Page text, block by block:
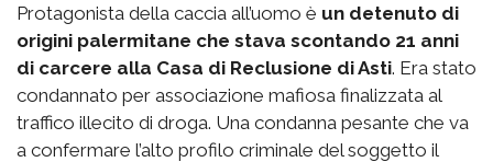
Protagonista della caccia all’uomo è un detenuto di
origini palermitane che stava scontando 21 anni
di carcere alla Casa di Reclusione di Asti. Era stato
condannato per associazione mafiosa finalizzata al
traffico illecito di droga. Una condanna pesante che va
a confermare l’alto profilo criminale del soggetto il